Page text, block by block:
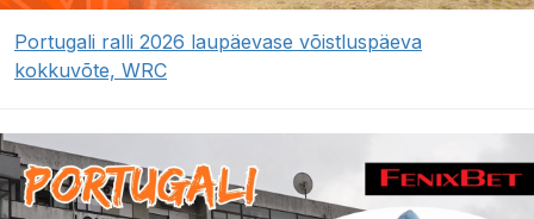
Portugali ralli 2026 laupäevase võistluspäeva
kokkuvõte, WRC